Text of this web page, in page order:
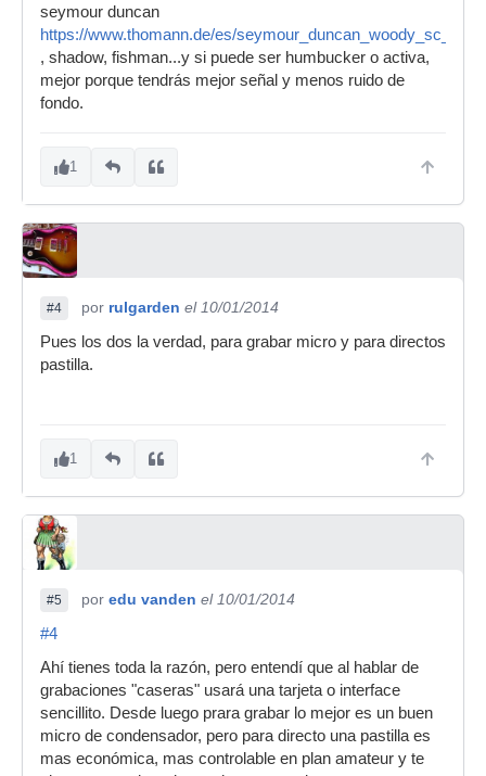
seymour duncan
https://www.thomann.de/es/
, shadow, fishman...y si puede ser humbucker o activa,
mejor porque tendrás mejor señal y menos ruido de
fondo.
1
#4 por rulgarden el 10/01/2014
Pues los dos la verdad, para grabar micro y para directos
pastilla.
1
#5 por edu vanden el 10/01/2014
#4
Ahí tienes toda la razón, pero entendí que al hablar de
grabaciones "caseras" usará una tarjeta o interface
sencillito. Desde luego prara grabar lo mejor es un buen
micro de condensador, pero para directo una pastilla es
mas económica, mas controlable en plan amateur y te